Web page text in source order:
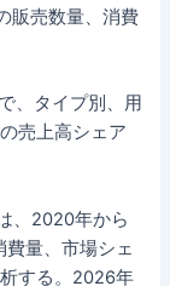
販売数量、消費
、タイプ別、用
売上高シェア
、2020年から
量、市場シェ
する。2026年